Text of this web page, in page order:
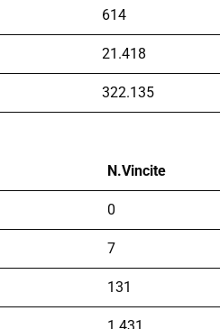
614
21.418
322.135
N.Vincite
0
7
131